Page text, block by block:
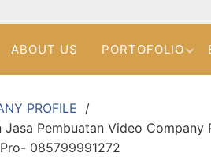
ABOUT US PORTOFOLIO
PROFILE
Jasa Pembuatan Video Company
085799991272